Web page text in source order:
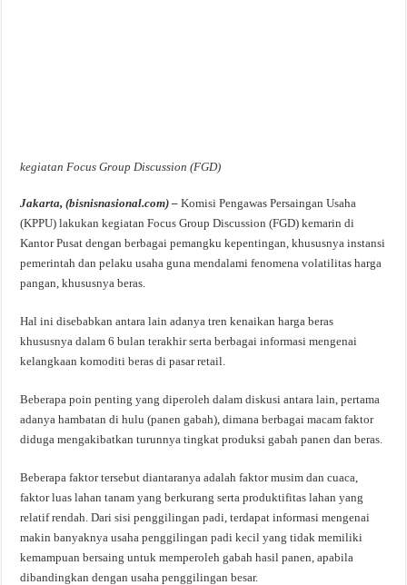
kegiatan Focus Group Discussion (FGD)
Jakarta, (bisnisnasional.com) – Komisi Pengawas Persaingan Usaha
(KPPU) lakukan kegiatan Focus Group Discussion (FGD) kemarin di
Kantor Pusat dengan berbagai pemangku kepentingan, khususnya instansi
pemerintah dan pelaku usaha guna mendalami fenomena volatilitas harga
pangan, khususnya beras.
Hal ini disebabkan antara lain adanya tren kenaikan harga beras
khususnya dalam 6 bulan terakhir serta berbagai informasi mengenai
kelangkaan komoditi beras di pasar retail.
Beberapa poin penting yang diperoleh dalam diskusi antara lain, pertama
adanya hambatan di hulu (panen gabah), dimana berbagai macam faktor
diduga mengakibatkan turunnya tingkat produksi gabah panen dan beras.
Beberapa faktor tersebut diantaranya adalah faktor musim dan cuaca,
faktor luas lahan tanam yang berkurang serta produktifitas lahan yang
relatif rendah. Dari sisi penggilingan padi, terdapat informasi mengenai
makin banyaknya usaha penggilingan padi kecil yang tidak memiliki
kemampuan bersaing untuk memperoleh gabah hasil panen, apabila
dibandingkan dengan usaha penggilingan besar.